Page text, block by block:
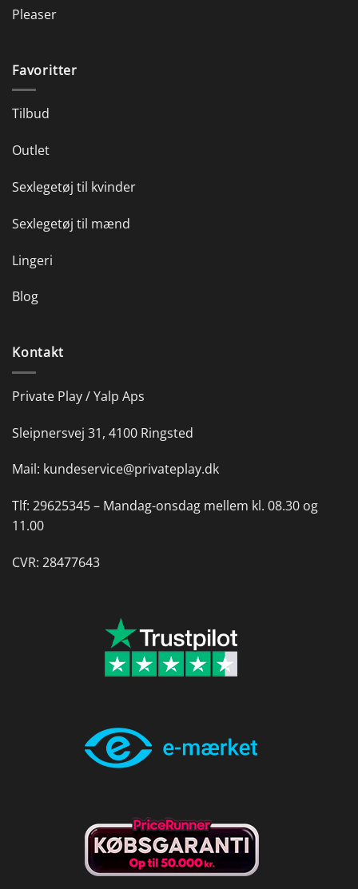
Pleaser
Favoritter
Tilbud
Outlet
Sexlegetøj til kvinder
Sexlegetøj til mænd
Lingeri
Blog
Kontakt
Private Play / Yalp Aps
Sleipnersvej 31, 4100 Ringsted
Mail: kundeservice@privateplay.dk
Tlf: 29625345 – Mandag-onsdag mellem kl. 08.30 og
11.00
CVR: 28477643